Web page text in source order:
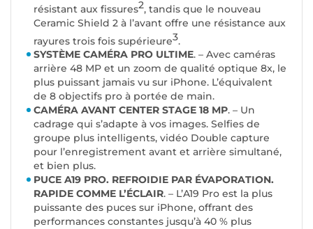
résistant aux fissures2, tandis que le nouveau
Ceramic Shield 2 à l’avant offre une résistance aux
rayures trois fois supérieure3.
SYSTÈME CAMÉRA PRO ULTIME. – Avec caméras
arrière 48 MP et un zoom de qualité optique 8x, le
plus puissant jamais vu sur iPhone. L’équivalent
de 8 objectifs pro à portée de main.
CAMÉRA AVANT CENTER STAGE 18 MP. – Un
cadrage qui s’adapte à vos images. Selfies de
groupe plus intelligents, vidéo Double capture
pour l’enregistrement avant et arrière simultané,
et bien plus.
PUCE A19 PRO. REFROIDIE PAR ÉVAPORATION.
RAPIDE COMME L’ÉCLAIR. – L’A19 Pro est la plus
puissante des puces sur iPhone, offrant des
performances constantes jusqu’à 40 % plus